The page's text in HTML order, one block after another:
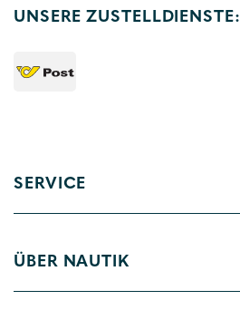
UNSERE ZUSTELLDIENSTE:
SERVICE
ÜBER NAUTIK